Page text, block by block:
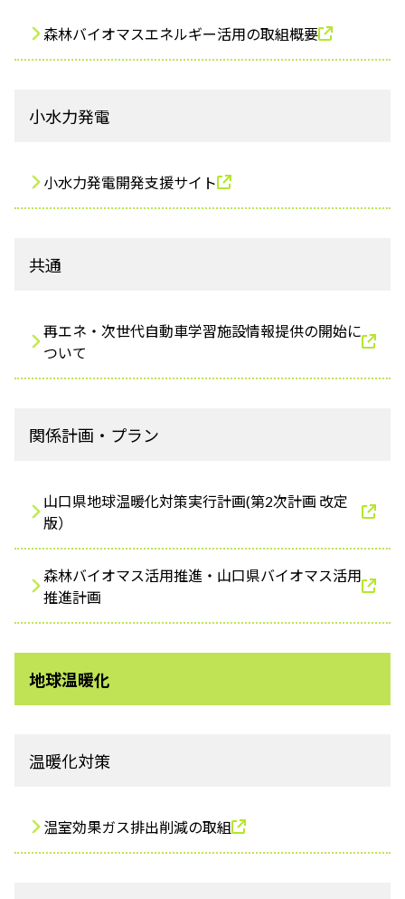
森林バイオマスエネルギー活用の取組概要
小水力発電
小水力発電開発支援サイト
共通
再エネ・次世代自動車学習施設情報提供の開始に
ついて
関係計画・プラン
山口県地球温暖化対策実行計画(第2次計画 改定
版）
森林バイオマス活用推進・山口県バイオマス活用
推進計画
地球温暖化
温暖化対策
温室効果ガス排出削減の取組